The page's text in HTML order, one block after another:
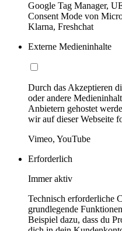
Google Tag Manager,
Consent Mode von
Klarna, Freshchat
Externe Medieninhalte
Durch das Akzeptieren
oder andere
Anbietern gehostet
wir auf dieser Webseite
Vimeo, YouTube
Erforderlich
Immer aktiv
Technisch erforderliche
grundlegende
Beispiel dazu, dass du